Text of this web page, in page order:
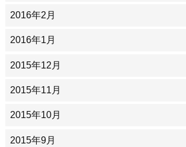
2016年2月
2016年1月
2015年12月
2015年11月
2015年10月
2015年9月